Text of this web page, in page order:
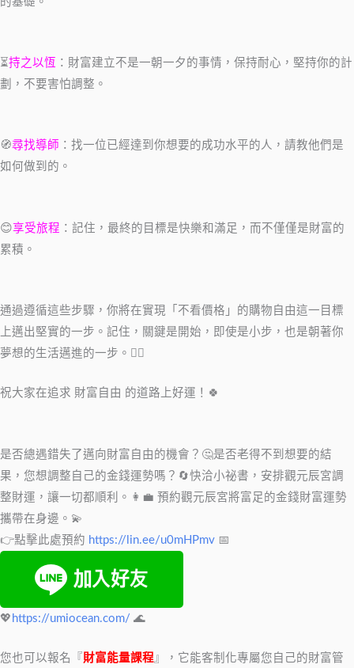
⏳持之以恆 ：財富建立不是一朝一夕的事情，保持耐心，堅持你的計
劃，不要害怕調整。
🧭尋找導師 ：找一位已經達到你想要的成功水平的人，請教他們是
如何做到的。
😊享受旅程 ：記住，最終的目標是快樂和滿足，而不僅僅是財富的
累積。
通過遵循這些步驟，你將在實現「不看價格」的購物自由這一目標
上邁出堅實的一步。記住，關鍵是開始，即使是小步，也是朝著你
夢想的生活邁進的一步。🚶‍♂️
祝大家在追求 財富自由 的道路上好運！🍀
是否總遇錯失了邁向財富自由的機會？🤔是否老得不到想要的結
果，您想調整自己的金錢運勢嗎？🔄快洽小祕書，安排觀元辰宮調
整財運，讓一切都順利。👩‍💼 預約觀元辰宮將富足的金錢財富運勢
攜帶在身邊。💫
👉點擊此處預約 https://lin.ee/u0mHPmv 📅
💖 https://umiocean.com/ 🌊
您也可以報名『 財富能量課程 』，它能客制化專屬您自己的財富管